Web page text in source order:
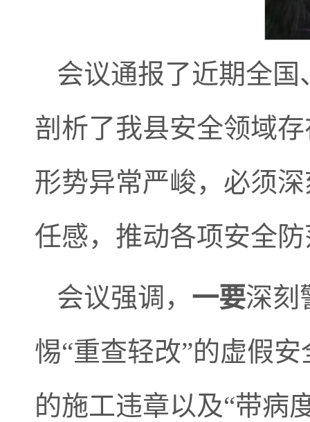
会议通报了近期全
剖析了我县安全领域
形势异常严峻，必须
任感，推动各项安全
会议强调， 一要深刻
惕“重查轻改”的虚假
的施工违章以及“带病